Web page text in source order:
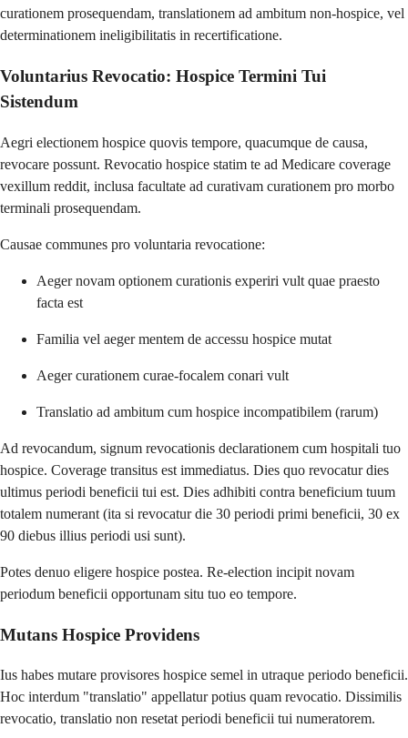
curationem prosequendam, translationem ad ambitum non-hospice, vel
determinationem ineligibilitatis in recertificatione.
Voluntarius Revocatio: Hospice Termini Tui
Sistendum
Aegri electionem hospice quovis tempore, quacumque de causa,
revocare possunt. Revocatio hospice statim te ad Medicare coverage
vexillum reddit, inclusa facultate ad curativam curationem pro morbo
terminali prosequendam.
Causae communes pro voluntaria revocatione:
Aeger novam optionem curationis experiri vult quae praesto
facta est
Familia vel aeger mentem de accessu hospice mutat
Aeger curationem curae-focalem conari vult
Translatio ad ambitum cum hospice incompatibilem (rarum)
Ad revocandum, signum revocationis declarationem cum hospitali tuo
hospice. Coverage transitus est immediatus. Dies quo revocatur dies
ultimus periodi beneficii tui est. Dies adhibiti contra beneficium tuum
totalem numerant (ita si revocatur die 30 periodi primi beneficii, 30 ex
90 diebus illius periodi usi sunt).
Potes denuo eligere hospice postea. Re-election incipit novam
periodum beneficii opportunam situ tuo eo tempore.
Mutans Hospice Providens
Ius habes mutare provisores hospice semel in utraque periodo beneficii.
Hoc interdum "translatio" appellatur potius quam revocatio. Dissimilis
revocatio, translatio non resetat periodi beneficii tui numeratorem.